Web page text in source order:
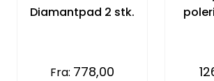
Diamantpad 2 stk.
Fra: 778,00